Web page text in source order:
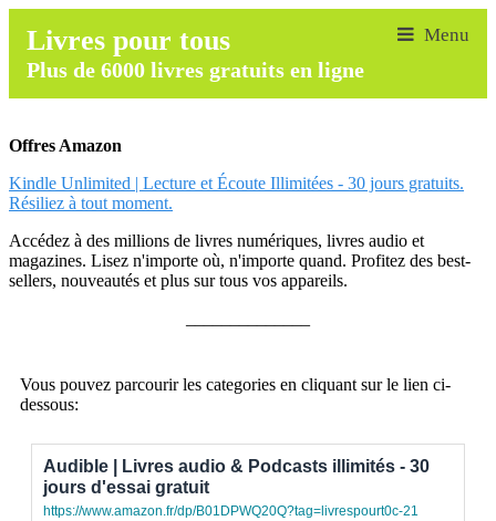
Livres pour tous
Plus de 6000 livres gratuits en ligne
Offres Amazon
Kindle Unlimited | Lecture et Écoute Illimitées - 30 jours gratuits.
Résiliez à tout moment.
Accédez à des millions de livres numériques, livres audio et
magazines. Lisez n'importe où, n'importe quand. Profitez des best-
sellers, nouveautés et plus sur tous vos appareils.
Vous pouvez parcourir les categories en cliquant sur le lien ci-
dessous:
Audible | Livres audio & Podcasts illimités - 30
jours d'essai gratuit
https://www.amazon.fr/dp/B01DPWQ20Q?tag=livrespourt0c-21